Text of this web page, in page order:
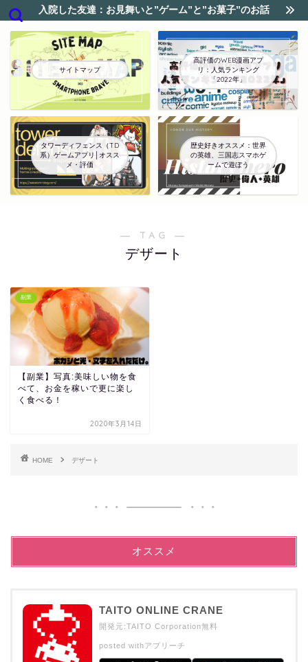
入院した友達：お見舞いと”ゲーム”と”お菓子”のお話
サイトマップ
高評価のWEB漫画アプ
リ：人気ランキング
「2022年」
タワーディフェンス（TD
系）ゲームアプリ│オスス
メ・評価
歴史好きオススメ：世界
の英雄、三国志スマホゲ
ームで遊ぼう
― TAG ―
デザート
副業
【副業】写真:美味しい物を食
べて、お金を稼いで更に楽し
く食べる！
2020年3月14日
HOME デザート
オススメ
TAITO ONLINE CRANE
開発元:TAITO Corporation無料
posted withアプリーチ